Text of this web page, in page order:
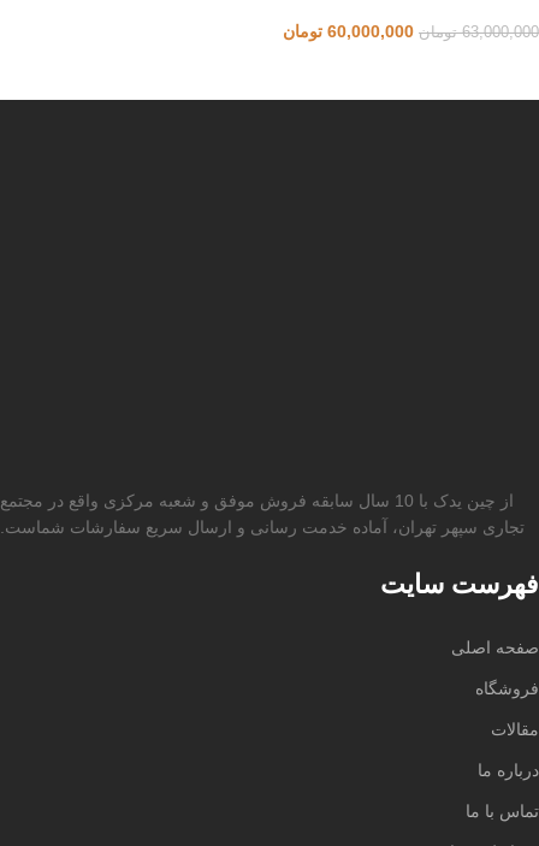
63,000,000 تومان 60,000,000 تومان
از چین یدک با 10 سال سابقه فروش موفق و شعبه مرکزی واقع در مجتمع
تجاری سپهر تهران، آماده خدمت رسانی و ارسال سریع سفارشات شماست.
فهرست سایت
صفحه اصلی
فروشگاه
مقالات
درباره ما
تماس با ما